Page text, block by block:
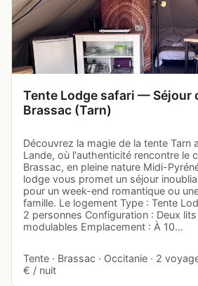
Tente Lodge safari — Séjour
Brassac (Tarn)
Découvrez la magie de la tente Tarn
Lande, où l'authenticité rencontre le
Brassac, en pleine nature Midi-
lodge vous promet un séjour
pour un week-end romantique ou
famille. Le logement Type : Tente
2 personnes Configuration : Deux
modulables Emplacement : À 10…
Tente · Brassac · Occitanie · 2
€ / nuit